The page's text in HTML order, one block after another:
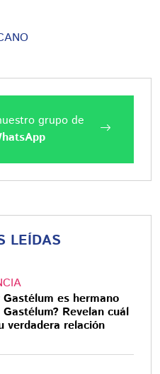
grupo de
LEÍDAS
Gastélum es hermano
Revelan cuál
verdadera relación